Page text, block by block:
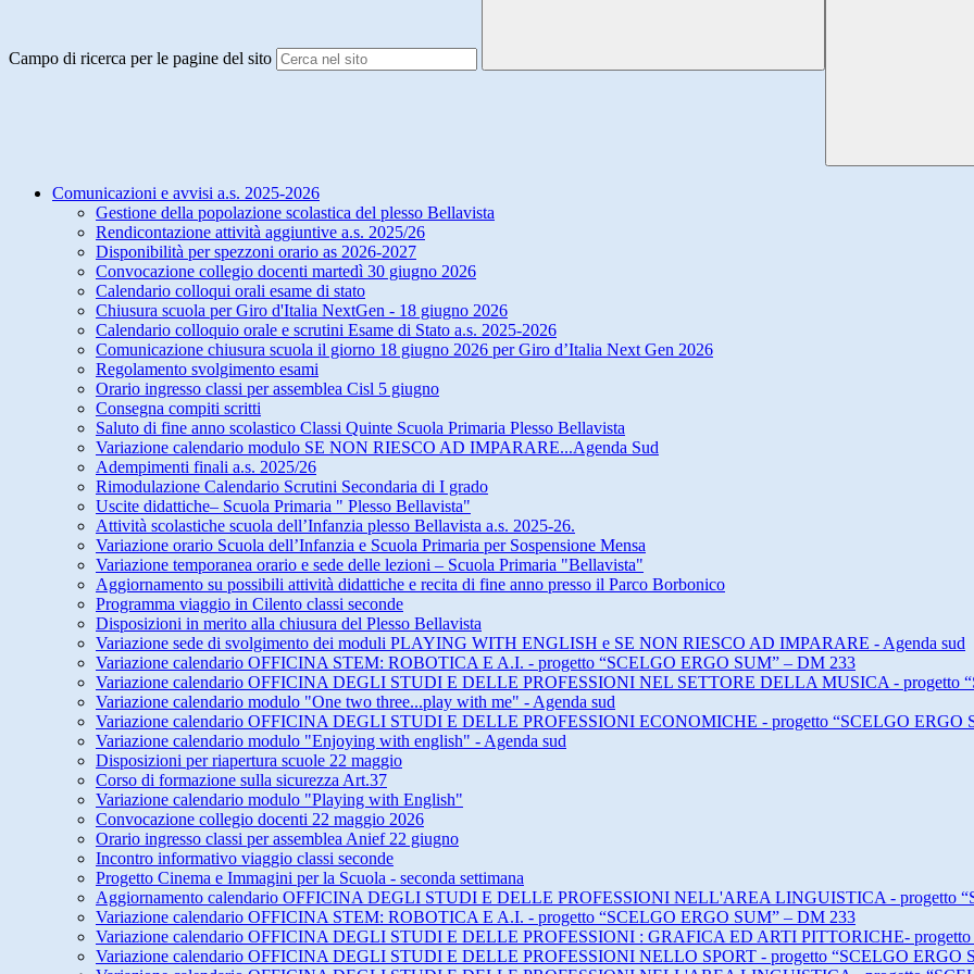
Campo di ricerca per le pagine del sito
Comunicazioni e avvisi a.s. 2025-2026
Gestione della popolazione scolastica del plesso Bellavista
Rendicontazione attività aggiuntive a.s. 2025/26
Disponibilità per spezzoni orario as 2026-2027
Convocazione collegio docenti martedì 30 giugno 2026
Calendario colloqui orali esame di stato
Chiusura scuola per Giro d'Italia NextGen - 18 giugno 2026
Calendario colloquio orale e scrutini Esame di Stato a.s. 2025-2026
Comunicazione chiusura scuola il giorno 18 giugno 2026 per Giro d’Italia Next Gen 2026
Regolamento svolgimento esami
Orario ingresso classi per assemblea Cisl 5 giugno
Consegna compiti scritti
Saluto di fine anno scolastico Classi Quinte Scuola Primaria Plesso Bellavista
Variazione calendario modulo SE NON RIESCO AD IMPARARE...Agenda Sud
Adempimenti finali a.s. 2025/26
Rimodulazione Calendario Scrutini Secondaria di I grado
Uscite didattiche– Scuola Primaria " Plesso Bellavista"
Attività scolastiche scuola dell’Infanzia plesso Bellavista a.s. 2025-26.
Variazione orario Scuola dell’Infanzia e Scuola Primaria per Sospensione Mensa
Variazione temporanea orario e sede delle lezioni – Scuola Primaria "Bellavista"
Aggiornamento su possibili attività didattiche e recita di fine anno presso il Parco Borbonico
Programma viaggio in Cilento classi seconde
Disposizioni in merito alla chiusura del Plesso Bellavista
Variazione sede di svolgimento dei moduli PLAYING WITH ENGLISH e SE NON RIESCO AD IMPARARE - Agenda sud
Variazione calendario OFFICINA STEM: ROBOTICA E A.I. - progetto “SCELGO ERGO SUM” – DM 233
Variazione calendario OFFICINA DEGLI STUDI E DELLE PROFESSIONI NEL SETTORE DELLA MUSICA - progetto
Variazione calendario modulo "One two three...play with me" - Agenda sud
Variazione calendario OFFICINA DEGLI STUDI E DELLE PROFESSIONI ECONOMICHE - progetto “SCELGO ERGO
Variazione calendario modulo "Enjoying with english" - Agenda sud
Disposizioni per riapertura scuole 22 maggio
Corso di formazione sulla sicurezza Art.37
Variazione calendario modulo "Playing with English"
Convocazione collegio docenti 22 maggio 2026
Orario ingresso classi per assemblea Anief 22 giugno
Incontro informativo viaggio classi seconde
Progetto Cinema e Immagini per la Scuola - seconda settimana
Aggiornamento calendario OFFICINA DEGLI STUDI E DELLE PROFESSIONI NELL'AREA LINGUISTICA - progetto
Variazione calendario OFFICINA STEM: ROBOTICA E A.I. - progetto “SCELGO ERGO SUM” – DM 233
Variazione calendario OFFICINA DEGLI STUDI E DELLE PROFESSIONI : GRAFICA ED ARTI PITTORICHE-
Variazione calendario OFFICINA DEGLI STUDI E DELLE PROFESSIONI NELLO SPORT - progetto “SCELGO ERGO